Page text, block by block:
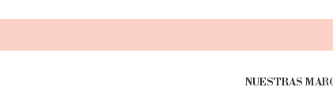
NUESTRAS